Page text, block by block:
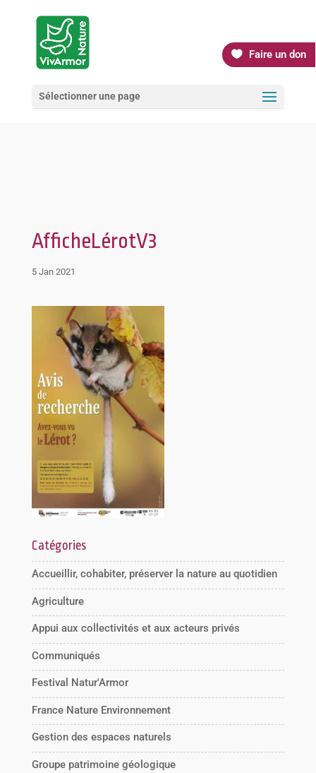
Faire un don
Sélectionner une page
AfficheLérotV3
5 Jan 2021
Catégories
Accueillir, cohabiter, préserver la nature au quotidien
Agriculture
Appui aux collectivités et aux acteurs privés
Communiqués
Festival Natur'Armor
France Nature Environnement
Gestion des espaces naturels
Groupe patrimoine géologique